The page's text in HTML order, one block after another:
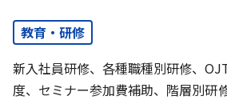
教育・研修
新入社員研修、各種職種別研修、
度、セミナー参加費補助、階層別研